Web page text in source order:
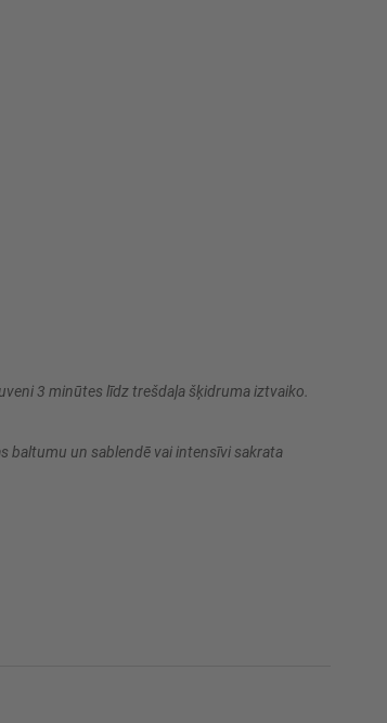
3 minūtes līdz trešdaļa šķidruma iztvaiko.
baltumu un sablendē vai intensīvi sakrata